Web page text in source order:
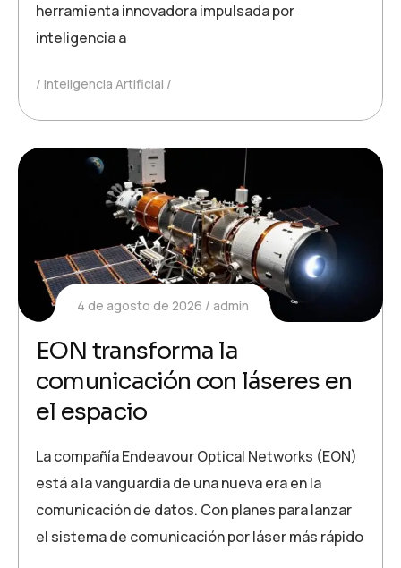
herramienta innovadora impulsada por
inteligencia a
Inteligencia Artificial
4 de agosto de 2026 admin
EON transforma la
comunicación con láseres en
el espacio
La compañía Endeavour Optical Networks (EON)
está a la vanguardia de una nueva era en la
comunicación de datos. Con planes para lanzar
el sistema de comunicación por láser más rápido